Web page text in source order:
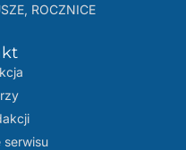
ROCZNICE
serwisu